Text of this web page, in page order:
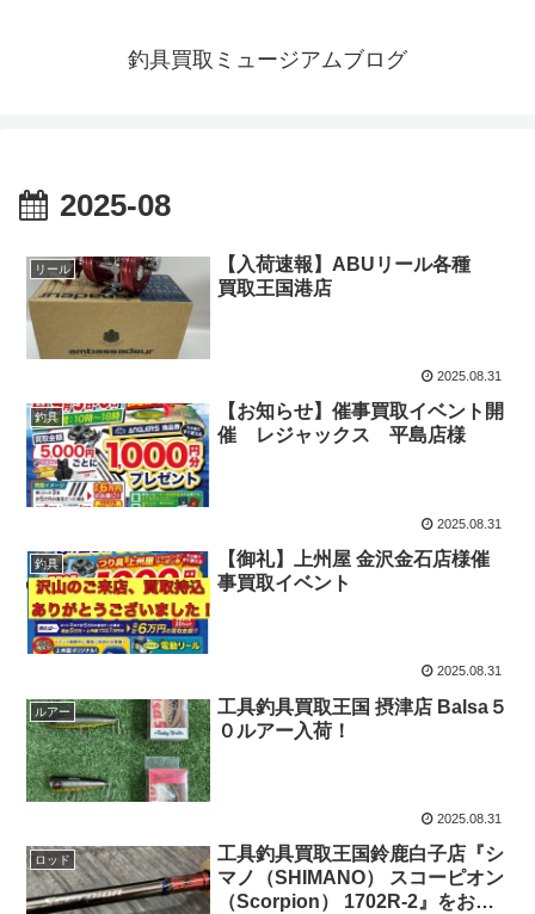
釣具買取ミュージアムブログ
2025-08
リール
【入荷速報】ABUリール各種
買取王国港店
2025.08.31
釣具
【お知らせ】催事買取イベント開
催 レジャックス 平島店様
2025.08.31
釣具
【御礼】上州屋 金沢金石店様催
事買取イベント
2025.08.31
ルアー
工具釣具買取王国 摂津店 Balsa５
０ルアー入荷！
2025.08.31
ロッド
工具釣具買取王国鈴鹿白子店『シ
マノ（SHIMANO） スコーピオン
（Scorpion） 1702R-2』をお売